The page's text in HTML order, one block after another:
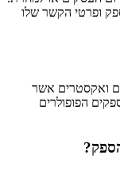
ופרטי הקשר שלו
ואקסטרים אשר
הפופולרים